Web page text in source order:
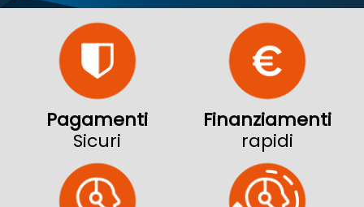
Pagamenti
Sicuri
Finanziamenti
rapidi